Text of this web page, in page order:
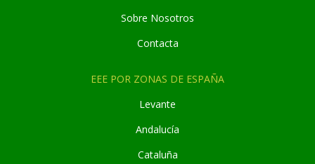
Sobre Nosotros
Contacta
EEE POR ZONAS DE ESPAÑA
Levante
Andalucía
Cataluña